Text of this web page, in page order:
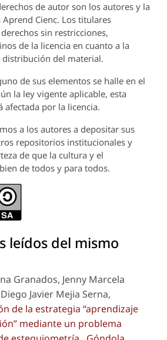
de autor son los autores y la
Aprend Cienc. Los titulares
sin restricciones,
de la licencia en cuanto a la
distribución del material.
de sus elementos se halle en el
la ley vigente aplicable, esta
afectada por la licencia.
a los autores a depositar sus
repositorios institucionales y
de que la cultura y el
de todos y para todos.
leídos del mismo
Granados, Jenny Marcela
Javier Mejia Serna,
de la estrategia “aprendizaje
mediante un problema